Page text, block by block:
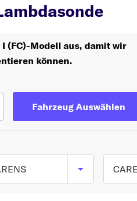
(FC)-Modell aus, damit wir
können.
Fahrzeug Auswählen